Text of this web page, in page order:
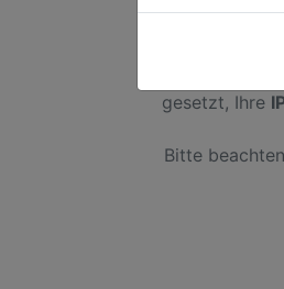
Durch
gesetzt, Ihre
Bitte